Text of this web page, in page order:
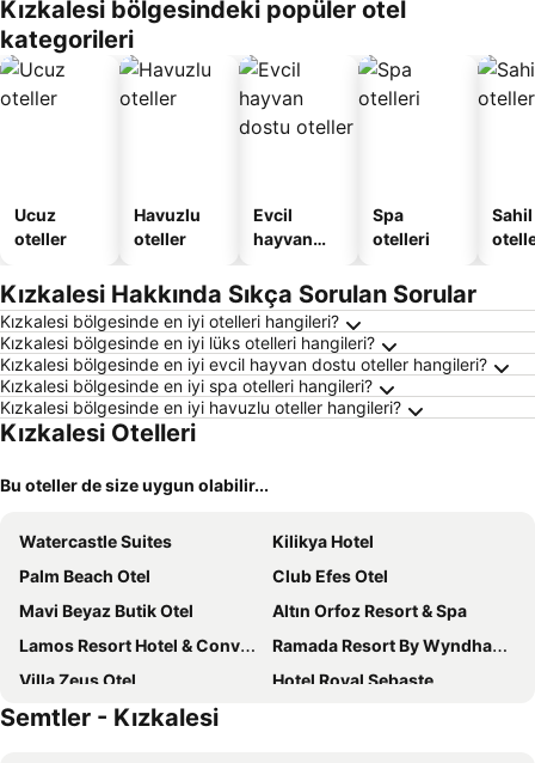
Kızkalesi bölgesindeki popüler otel
kategorileri
Ucuz
oteller
Havuzlu
oteller
Evcil
hayvan
oteller
Spa
otelleri
Sahil
Kızkalesi Hakkında Sıkça Sorulan Sorular
Kızkalesi bölgesinde en iyi otelleri hangileri?
Kızkalesi bölgesinde en iyi lüks otelleri hangileri?
Kızkalesi bölgesinde en iyi evcil hayvan dostu oteller hangileri?
Kızkalesi bölgesinde en iyi spa otelleri hangileri?
Kızkalesi bölgesinde en iyi havuzlu oteller hangileri?
Kızkalesi Otelleri
Bu oteller de size uygun olabilir...
Watercastle Suites
Kilikya Hotel
Palm Beach Otel
Club Efes Otel
Mavi Beyaz Butik Otel
Altın Orfoz Resort & Spa
Lamos Resort Hotel & Convention Center
Ramada Resort By Wyndham Kizkalesi
Villa Zeus Otel
Hotel Royal Sebaste
Palmila Butik Otel
Semtler - Kızkalesi